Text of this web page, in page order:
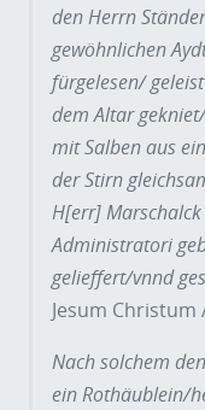
den Herrn
gewöhnlichen
fürgelesen/
dem Altar
mit Salben aus
der Stirn
H[err]
Administratori
gelieffert/vnnd
Jesum Christum
Nach solchem
ein Rothäublein/